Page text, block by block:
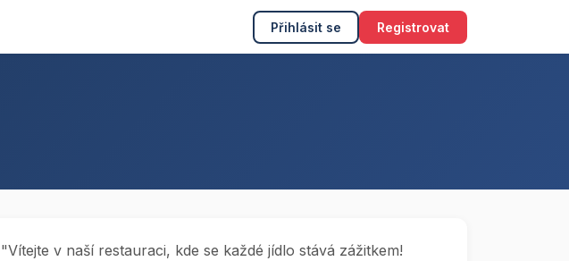
Přihlásit se Registrovat
"Vítejte v naší restauraci, kde se každé jídlo stává zážitkem!